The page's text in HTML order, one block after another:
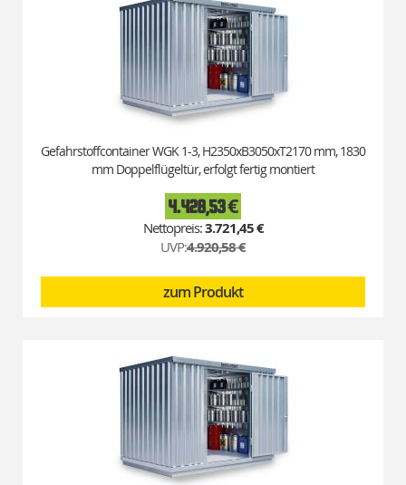
Gefahrstoffcontainer WGK 1-3, H2350xB3050xT2170 mm, 1830
mm Doppelflügeltür, erfolgt fertig montiert
Special
Price
4.428,53 €
3.721,45 €
UVP:4.920,58 €
zum Produkt